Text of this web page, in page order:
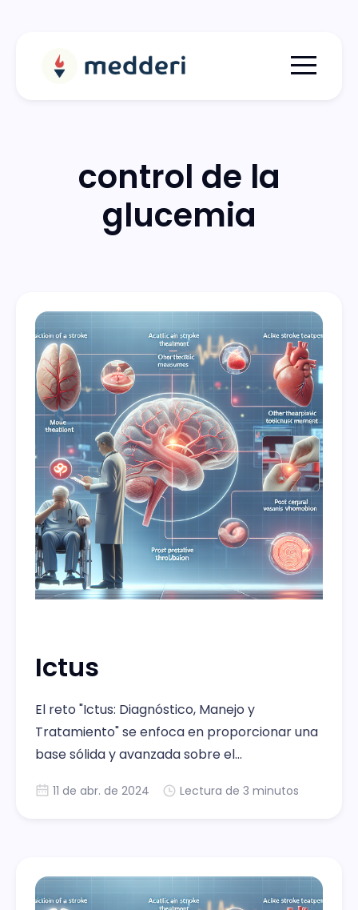
Menu
control de la
glucemia
Ictus
El reto "Ictus: Diagnóstico, Manejo y
Tratamiento" se enfoca en proporcionar una
base sólida y avanzada sobre el
médicos en formación. Este compendio de
preventivas
11 de abr. de 2024 Lectura de 3 minutos